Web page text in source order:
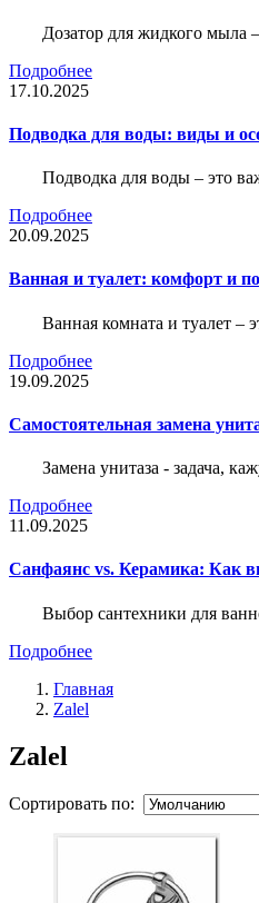
Дозатор для жидкого мыла
Подробнее
17.10.2025
Подводка для воды: виды и
Подводка для воды – это
Подробнее
20.09.2025
Ванная и туалет: комфорт и
Ванная комната и туалет –
Подробнее
19.09.2025
Самостоятельная замена
Замена унитаза - задача,
Подробнее
11.09.2025
Санфаянс vs. Керамика: Как
Выбор сантехники для
Подробнее
Главная
Zalel
Zalel
Сортировать по: